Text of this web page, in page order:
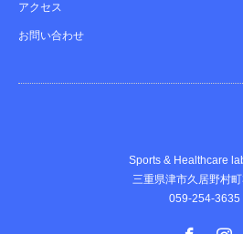
アクセス
お問い合わせ
Sports & Healthcare
三重県津市久居野村
059-254-3635